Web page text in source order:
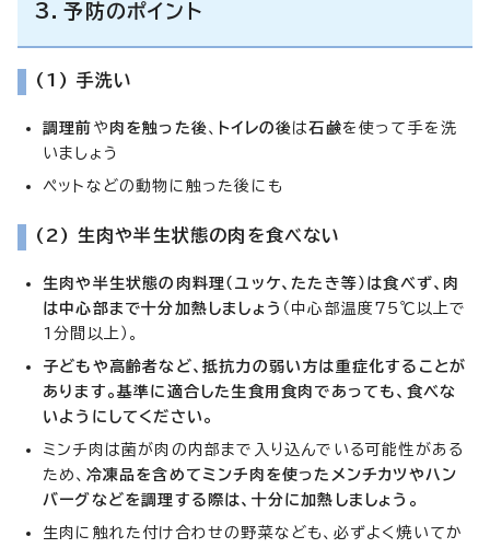
3．予防のポイント
(1) 手洗い
調理前 や 肉を触った後、 トイレの後は石鹸を使って手を洗
いましょう
ペットなどの動物に触った後にも
(2) 生肉や半生状態の肉を食べない
生肉や半生状態の肉料理（ユッケ、たたき等）は食べず、肉
は中心部まで十分加熱しましょう （中心部温度75℃以上で
1分間以上）。
子どもや高齢者など、抵抗力の弱い方は重症化することが
あります。基準に適合した生食用食肉であっても、食べな
いようにしてください。
ミンチ肉は菌が肉の内部まで入り込んでいる可能性がある
ため、 冷凍品を含めて ミンチ肉を使ったメンチカツやハン
バーグなどを調理する際は、十分に加熱しましょう。
生肉に触れた付け合わせの野菜なども、必ずよく焼いてか